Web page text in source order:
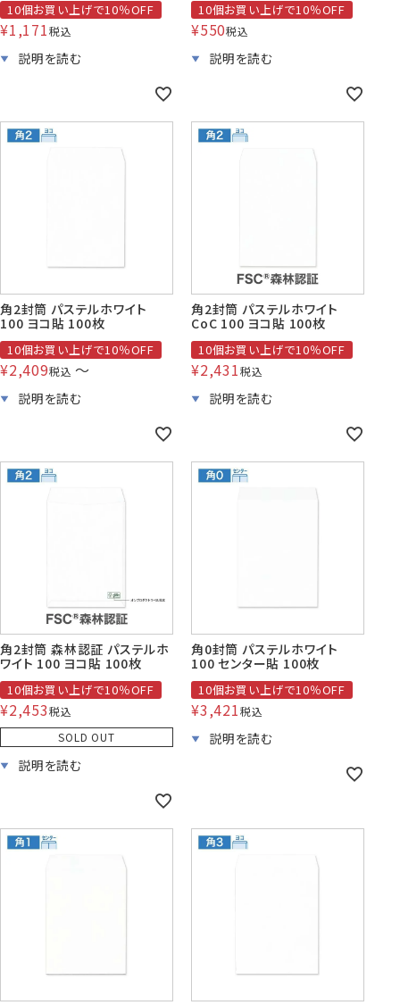
10個お買い上げで10％OFF
¥1,171税込
10個お買い上げで10％OFF
¥550税込
角2封筒 パステルホワイト
100 ヨコ貼 100枚
10個お買い上げで10％OFF
¥2,409税込 〜
角2封筒 パステルホワイト
CoC 100 ヨコ貼 100枚
10個お買い上げで10％OFF
¥2,431税込
角2封筒 森林認証 パステルホ
ワイト 100 ヨコ貼 100枚
10個お買い上げで10％OFF
¥2,453税込
SOLD OUT
角0封筒 パステルホワイト
100 センター貼 100枚
10個お買い上げで10％OFF
¥3,421税込